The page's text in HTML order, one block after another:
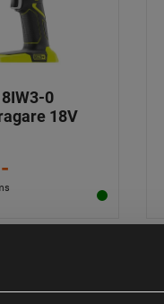
0
18V